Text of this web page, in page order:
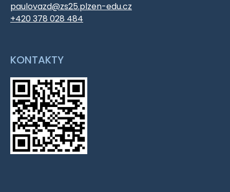
paulovazd@zs25.plzen-edu.cz
+420 378 028 484
KONTAKTY